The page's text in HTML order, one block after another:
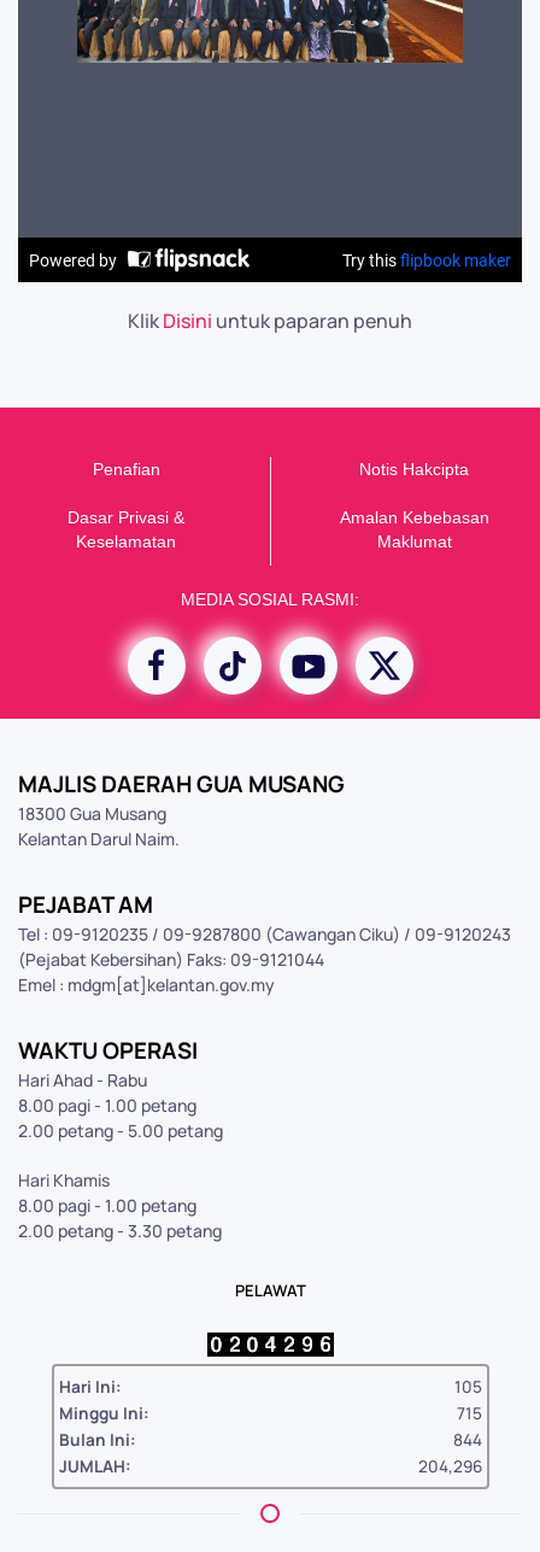
KlikDisini untuk paparan penuh
Penafian
Dasar Privasi &
Keselamatan
Notis Hakcipta
Amalan Kebebasan
Maklumat
MEDIA SOSIAL RASMI:
MAJLIS DAERAH GUA MUSANG
18300 Gua Musang
Kelantan Darul Naim.
PEJABAT AM
Tel : 09-9120235 / 09-9287800 (Cawangan Ciku) / 09-9120243
(Pejabat Kebersihan) Faks: 09-9121044
Emel : mdgm[at]kelantan.gov.my
WAKTU OPERASI
Hari Ahad - Rabu
8.00 pagi - 1.00 petang
2.00 petang - 5.00 petang
Hari Khamis
8.00 pagi - 1.00 petang
2.00 petang - 3.30 petang
PELAWAT
Hari Ini:
105
Minggu Ini:
715
Bulan Ini:
844
JUMLAH:
204,296